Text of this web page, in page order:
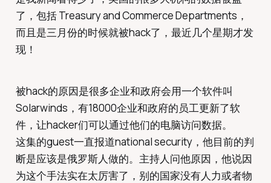
了，包括 Treasury and Commerce Departments，
而且是三月份的时候就被hack了，最近几个星期才发
现！
被hack的原因是很多企业和政府会用一个软件叫
Solarwinds，有18000企业和政府的员工更新了软
件，让hacker们可以通过他们的电脑访问数据。
这集的guest一直报道national security，他目前的判
断是应该是俄罗斯人做的。主持人问他原因，他说因
为这个手法实在太厉害了，别的国家没有人力或者物